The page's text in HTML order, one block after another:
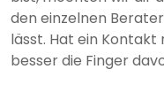
den einzelnen
lässt. Hat ein
besser die Finger